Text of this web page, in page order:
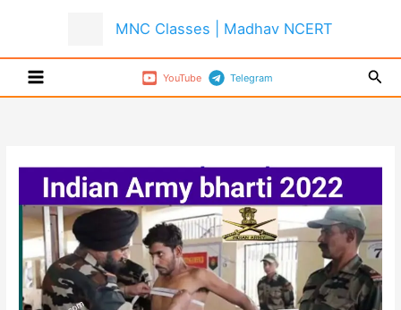
MNC Classes | Madhav NCERT
YouTube Telegram